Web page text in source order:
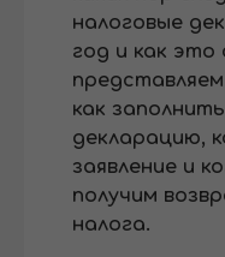
налоговые
год и как
как
декларацию,
заявление и
получим
налога.